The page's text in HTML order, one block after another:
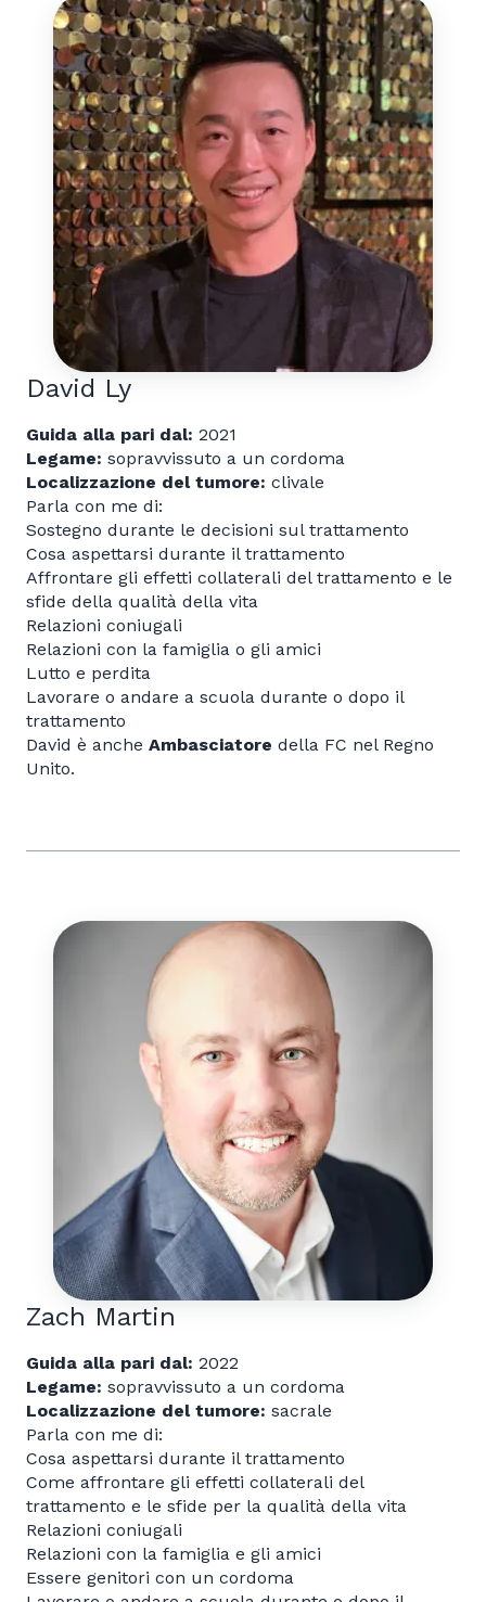
David Ly
Guida alla pari dal: 2021
Legame: sopravvissuto a un cordoma
Localizzazione del tumore: clivale
Parla con me di:
Sostegno durante le decisioni sul trattamento
Cosa aspettarsi durante il trattamento
Affrontare gli effetti collaterali del trattamento e le
sfide della qualità della vita
Relazioni coniugali
Relazioni con la famiglia o gli amici
Lutto e perdita
Lavorare o andare a scuola durante o dopo il
trattamento
David è anche Ambasciatore della FC nel Regno
Unito.
Zach Martin
Guida alla pari dal: 2022
Legame: sopravvissuto a un cordoma
Localizzazione del tumore: sacrale
Parla con me di:
Cosa aspettarsi durante il trattamento
Come affrontare gli effetti collaterali del
trattamento e le sfide per la qualità della vita
Relazioni coniugali
Relazioni con la famiglia e gli amici
Essere genitori con un cordoma